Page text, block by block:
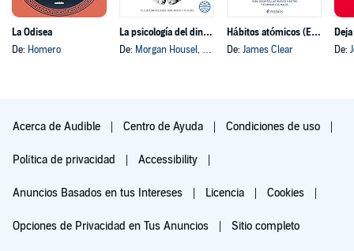
La Odisea
De: Homero
La psicología del dinero
De: Morgan Housel, y otros
Hábitos atómicos (Español neutro)
De: James Clear
De:
Acerca de Audible Centro de Ayuda Condiciones de uso
Política de privacidad Accessibility
Anuncios Basados en tus Intereses Licencia Cookies
Opciones de Privacidad en Tus Anuncios Sitio completo